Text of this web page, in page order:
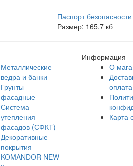
Паспорт безопасности
Размер: 165.7 кб
Информация
Металлические
ведра и банки
Грунты
фасадные
Система
утепления
фасадов (СФКТ)
Декоративные
покрытия
KOMANDOR NEW
О
оплата
Карта